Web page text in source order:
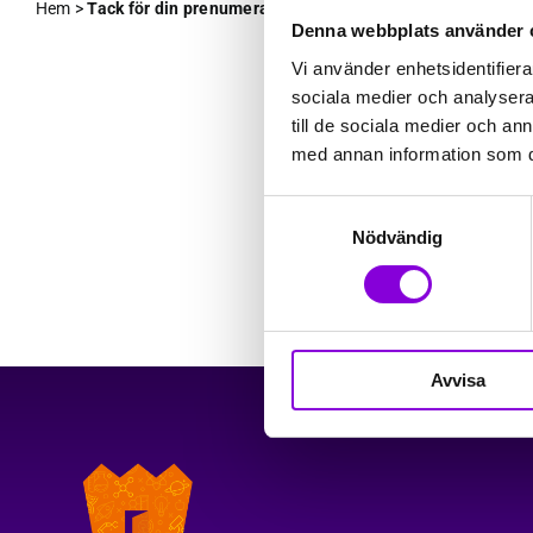
Denna webbplats använder
Vi använder
sociala medier och
till de sociala medier och
med annan information som
Nödvändig
Avvisa
Hem >Tack för din prenumeration!
Tack
Vi har skickat
TILLBAKA TILL